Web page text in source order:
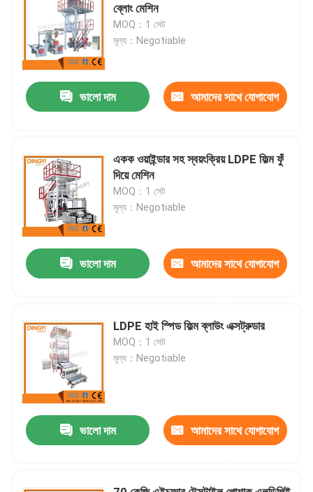
ব্লোং মেশিন
MOQ：1 সেট
মূল্য：Negotiable
ভালো দাম আমাদের সাথে যোগাযোগ
একক ওয়াইন্ডার সহ স্বয়ংক্রিয় LDPE ফিল্ম ফুঁ
দিয়ে মেশিন
MOQ：1 সেট
মূল্য：Negotiable
ভালো দাম আমাদের সাথে যোগাযোগ
LDPE হাই স্পিড ফিল্ম ব্লাউং এক্সট্রুডার
MOQ：1 সেট
মূল্য：Negotiable
ভালো দাম আমাদের সাথে যোগাযোগ